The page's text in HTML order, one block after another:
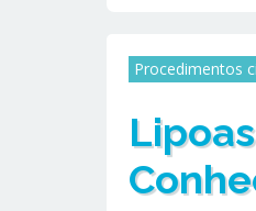
Procedimentos